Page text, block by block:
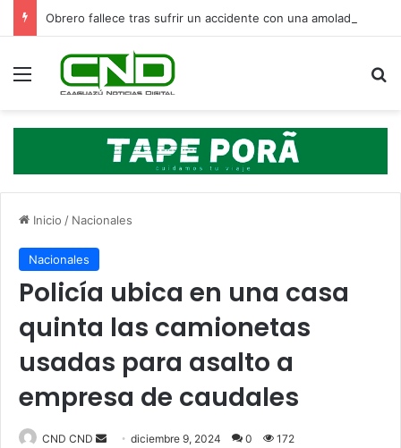
Menú
Inicio / Nacionales
Nacionales
Policía ubica en una casa
quinta las camionetas
usadas para asalto a
empresa de caudales
CND CND
Senddiciembre 9, 2024 0 172